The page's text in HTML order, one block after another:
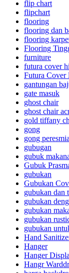
flip chart
flipchart
flooring
flooring dan
flooring
Flooring
furniture
futura cover
Futura Cover
gantungan
gate masuk
ghost chair
ghost chair
gold tiffany
gong
gong
gubugan
gubuk
Gubuk
gubukan
Gubukan
gubukan dan
gubukan
gubukan
gubukan
gubukan
Hand
Hanger
Hanger
Hangr